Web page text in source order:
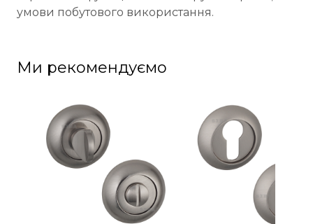
умови побутового використання.
Ми рекомендуємо